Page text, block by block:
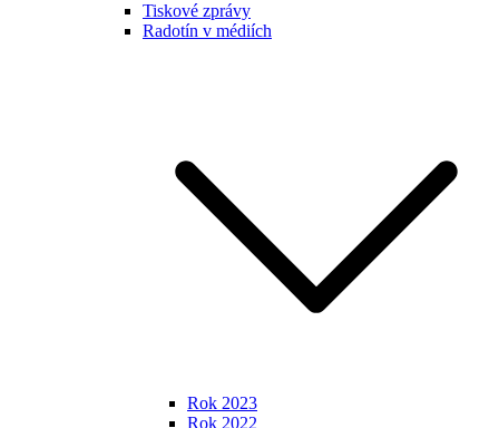
Tiskové zprávy
Radotín v médiích
Rok 2023
Rok 2022